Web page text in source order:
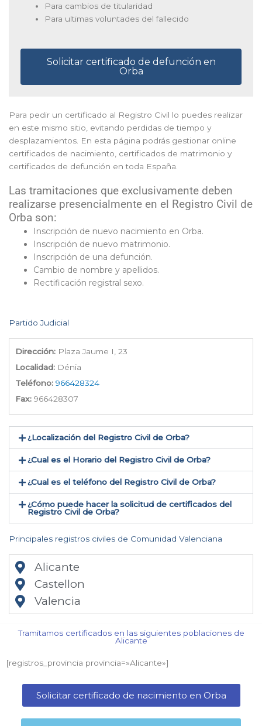
Para cambios de titularidad
Para ultimas voluntades del fallecido
Solicitar certificado de defunción en
Orba
Para pedir un certificado al Registro Civil lo puedes realizar
en este mismo sitio, evitando perdidas de tiempo y
desplazamientos. En esta página podrás gestionar online
certificados de nacimiento, certificados de matrimonio y
certificados de defunción en toda España.
Las tramitaciones que exclusivamente deben
realizarse presencialmente en el Registro Civil de
Orba son:
Inscripción de nuevo nacimiento en Orba.
Inscripción de nuevo matrimonio.
Inscripción de una defunción.
Cambio de nombre y apellidos.
Rectificación registral sexo.
Partido Judicial
Dirección: Plaza Jaume I, 23
Localidad: Dénia
Teléfono: 966428324
Fax: 966428307
¿Localización del Registro Civil de Orba​?
¿Cual es el Horario del Registro Civil de Orba?
¿Cual es el teléfono del Registro Civil de Orba​?
¿Cómo puede hacer la solicitud de certificados del
Registro Civil de Orba​?
Principales registros civiles de Comunidad Valenciana
Alicante
Castellon
Valencia
Tramitamos certificados en las siguientes poblaciones de
Alicante​
[registros_provincia provincia=»Alicante​»]
Solicitar certificado de nacimiento en Orba​